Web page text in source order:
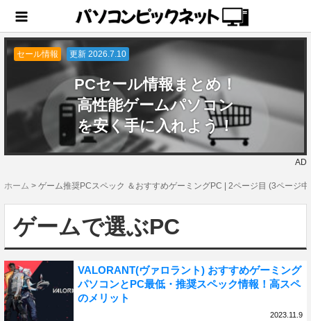
セール情報 更新 2026.7.10
PCセール情報まとめ！
高性能ゲームパソコン
を安く手に入れよう！
AD
ホーム > ゲーム推奨PCスペック ＆おすすめゲーミングPC | 2ページ目 (3ページ
ゲームで選ぶPC
VALORANT(ヴァロラント) おすすめゲーミング
パソコンとPC最低・推奨スペック情報！高スペ
のメリット
2023.11.9